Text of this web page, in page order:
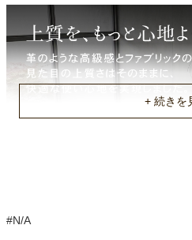
約40.5/38kg
商品重量
約38.5/36kg
中国
#N/A